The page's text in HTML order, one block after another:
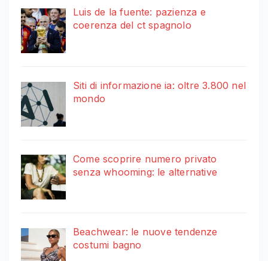
Luis de la fuente: pazienza e
coerenza del ct spagnolo
Siti di informazione ia: oltre 3.800 nel
mondo
Come scoprire numero privato
senza whooming: le alternative
Beachwear: le nuove tendenze
costumi bagno